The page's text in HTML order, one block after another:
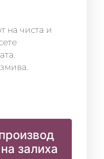
на чиста и
залиха